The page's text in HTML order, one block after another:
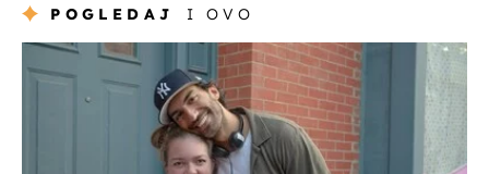
POGLEDAJ I OVO